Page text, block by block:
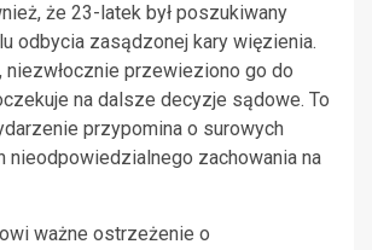
że 23-latek był poszukiwany
odbycia zasądzonej kary więzienia.
niezwłocznie przewieziono go do
na dalsze decyzje sądowe. To
przypomina o surowych
nieodpowiedzialnego zachowania na
ważne ostrzeżenie o